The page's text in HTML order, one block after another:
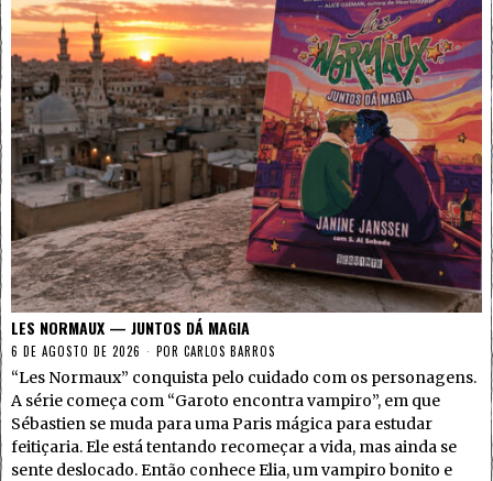
LES NORMAUX — JUNTOS DÁ MAGIA
6 DE AGOSTO DE 2026 POR CARLOS BARROS
“Les Normaux” conquista pelo cuidado com os personagens.
A série começa com “Garoto encontra vampiro”, em que
Sébastien se muda para uma Paris mágica para estudar
feitiçaria. Ele está tentando recomeçar a vida, mas ainda se
sente deslocado. Então conhece Elia, um vampiro bonito e